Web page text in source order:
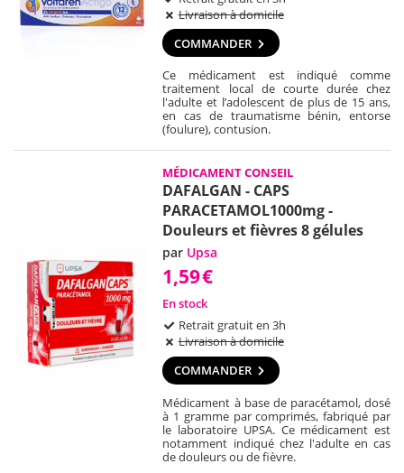
Livraison à domicile
COMMANDER
Ce médicament est indiqué comme
traitement local de courte durée chez
l'adulte et l’adolescent de plus de 15 ans,
en cas de traumatisme bénin, entorse
(foulure), contusion.
MÉDICAMENT CONSEIL
DAFALGAN - CAPS
PARACETAMOL1000mg -
Douleurs et fièvres 8 gélules
par Upsa
1,59€
En stock
Retrait gratuit en 3h
Livraison à domicile
COMMANDER
Médicament à base de paracétamol, dosé
à 1 gramme par comprimés, fabriqué par
le laboratoire UPSA. Ce médicament est
notamment indiqué chez l'adulte en cas
de douleurs ou de fièvre.